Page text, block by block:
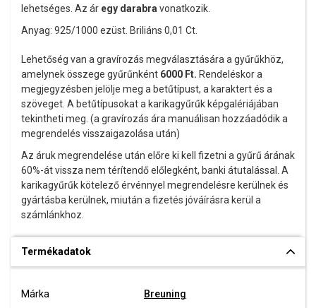
lehetséges. Az ár egy darabra vonatkozik.
Anyag: 925/1000 ezüst. Briliáns 0,01 Ct.
Lehetőség van a gravírozás megválasztására a gyűrűkhöz,
amelynek összege gyűrűnként 6000 Ft. Rendeléskor a
megjegyzésben jelölje meg a betűtípust, a karaktert és a
szöveget. A betűtípusokat a karikagyűrűk képgalériájában
tekintheti meg. (a gravírozás ára manuálisan hozzáadódik a
megrendelés visszaigazolása után)
Az áruk megrendelése után előre ki kell fizetni a gyűrű árának
60%-át vissza nem térítendő előlegként, banki átutalással. A
karikagyűrűk kötelező érvénnyel megrendelésre kerülnek és
gyártásba kerülnek, miután a fizetés jóváírásra kerül a
számlánkhoz.
Termékadatok
Márka Breuning